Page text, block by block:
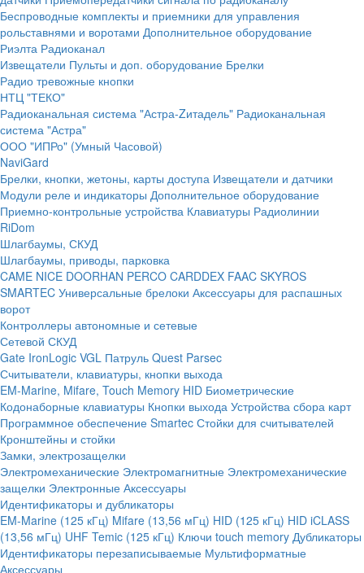
Беспроводные комплекты и приемники для управления
рольставнями и воротами Дополнительное оборудование
Риэлта Радиоканал
Извещатели Пульты и доп. оборудование Брелки
Радио тревожные кнопки
НТЦ "ТЕКО"
Радиоканальная система "Астра-Zитадель" Радиоканальная
система "Астра"
ООО "ИПРо" (Умный Часовой)
NaviGard
Брелки, кнопки, жетоны, карты доступа Извещатели и датчики
Модули реле и индикаторы Дополнительное оборудование
Приемно-контрольные устройства Клавиатуры Радиолинии
RiDom
Шлагбаумы, СКУД
Шлагбаумы, приводы, парковка
CAME NICE DOORHAN PERCO CARDDEX FAAC SKYROS
SMARTEC Универсальные брелоки Аксессуары для распашных
ворот
Контроллеры автономные и сетевые
Сетевой СКУД
Gate IronLogic VGL Патруль Quest Parsec
Считыватели, клавиатуры, кнопки выхода
EM-Marine, Mifare, Touch Memory HID Биометрические
Кодонаборные клавиатуры Кнопки выхода Устройства сбора карт
Программное обеспечение Smartec Стойки для считывателей
Кронштейны и стойки
Замки, электрозащелки
Электромеханические Электромагнитные Электромеханические
защелки Электронные Аксессуары
Идентификаторы и дубликаторы
EM-Marine (125 кГц) Mifare (13,56 мГц) HID (125 кГц) HID iCLASS
(13,56 мГц) UHF Temic (125 кГц) Ключи touch memory Дубликаторы
Идентификаторы перезаписываемые Мультиформатные
Аксессуары